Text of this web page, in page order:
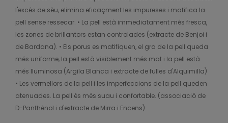
l'excés de sèu, elimina eficaçment les impureses i matifica la
pell sense ressecar. • La pell està immediatament més fresca,
les zones de brillantors estan controlades (extracte de Benjoi i
de Bardana). • Els porus es matifiquen, el gra de la pell queda
més uniforme, la pell està visiblement més mat i la pell està
més lluminosa (Argila Blanca i extracte de fulles d'Alquimilla)
• Les vermellors de la pell i les imperfeccions de la pell queden
atenuades. La pell és més suau i confortable. (associació de
D-Panthénol i d'extracte de Mirra i Encens)